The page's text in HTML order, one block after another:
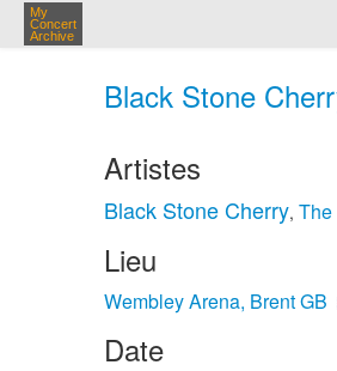
My
Concert
Archive
Black Stone
Artistes
Black Stone Cherry, The
Lieu
Wembley Arena, Brent GB
Date